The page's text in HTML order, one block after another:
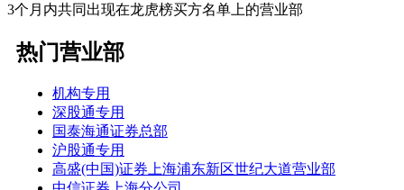
3个月内共同出现在龙虎榜买方名单上的营业部
热门营业部
机构专用
深股通专用
国泰海通证券总部
沪股通专用
高盛(中国)证券上海浦东新区世纪大道营业部